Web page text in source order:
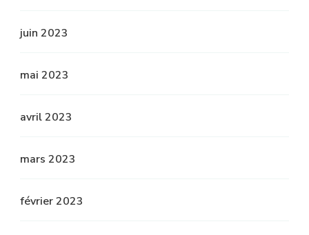
juin 2023
mai 2023
avril 2023
mars 2023
février 2023